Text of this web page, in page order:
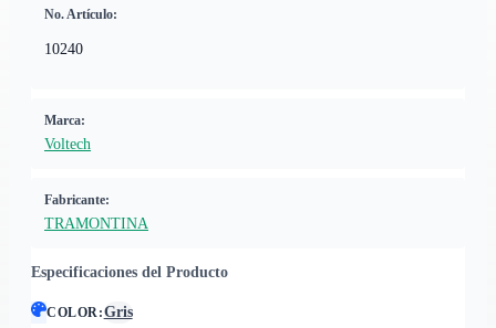
No. Artículo:
10240
Marca:
Voltech
Fabricante:
TRAMONTINA
Especificaciones del Producto
COLOR:Gris